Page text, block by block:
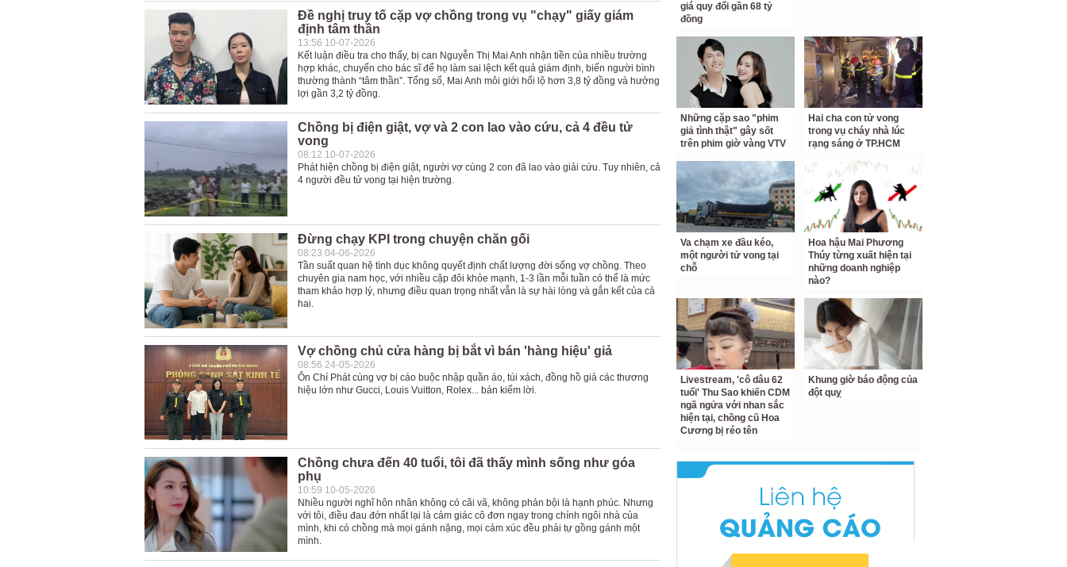
Đề nghị truy tố cặp vợ chồng trong vụ "chạy" giấy giám
định tâm thần
13:56 10-07-2026
Kết luận điều tra cho thấy, bị can Nguyễn Thị Mai Anh nhận tiền của nhiều trường
hợp khác, chuyển cho bác sĩ để họ làm sai lệch kết quả giám định, biến người bình
thường thành “tâm thần”. Tổng số, Mai Anh môi giới hối lộ hơn 3,8 tỷ đồng và hưởng
lợi gần 3,2 tỷ đồng.
Chồng bị điện giật, vợ và 2 con lao vào cứu, cả 4 đều tử
vong
08:12 10-07-2026
Phát hiện chồng bị điện giật, người vợ cùng 2 con đã lao vào giải cứu. Tuy nhiên, cả
4 người đều tử vong tại hiện trường.
Đừng chạy KPI trong chuyện chăn gối
08:23 04-06-2026
Tần suất quan hệ tình dục không quyết định chất lượng đời sống vợ chồng. Theo
chuyên gia nam học, với nhiều cặp đôi khỏe mạnh, 1-3 lần mỗi tuần có thể là mức
tham khảo hợp lý, nhưng điều quan trọng nhất vẫn là sự hài lòng và gắn kết của cả
hai.
Vợ chồng chủ cửa hàng bị bắt vì bán 'hàng hiệu' giả
08:56 24-05-2026
Ôn Chí Phát cùng vợ bị cáo buộc nhập quần áo, túi xách, đồng hồ giả các thương
hiệu lớn như Gucci, Louis Vuitton, Rolex... bán kiếm lời.
Chồng chưa đến 40 tuổi, tôi đã thấy mình sống như góa
phụ
10:59 10-05-2026
Nhiều người nghĩ hôn nhân không có cãi vã, không phản bội là hạnh phúc. Nhưng
với tôi, điều đau đớn nhất lại là cảm giác cô đơn ngay trong chính ngôi nhà của
mình, khi có chồng mà mọi gánh nặng, mọi cảm xúc đều phải tự gồng gánh một
mình.
giá quy đổi gần 68 tỷ
đồng
Những cặp sao "phim
giả tình thật" gây sốt
trên phim giờ vàng VTV
Hai cha con tử vong
trong vụ cháy nhà lúc
rạng sáng ở TP.HCM
Va chạm xe đầu kéo,
một người tử vong tại
chỗ
Hoa hậu Mai Phương
Thúy từng xuất hiện tại
những doanh nghiệp
nào?
Livestream, 'cô dâu 62
tuổi' Thu Sao khiến CDM
ngã ngửa với nhan sắc
hiện tại, chồng cũ Hoa
Cương bị réo tên
Khung giờ báo động của
đột quỵ